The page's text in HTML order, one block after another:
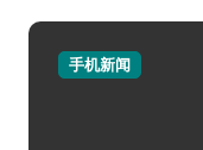
手机新闻